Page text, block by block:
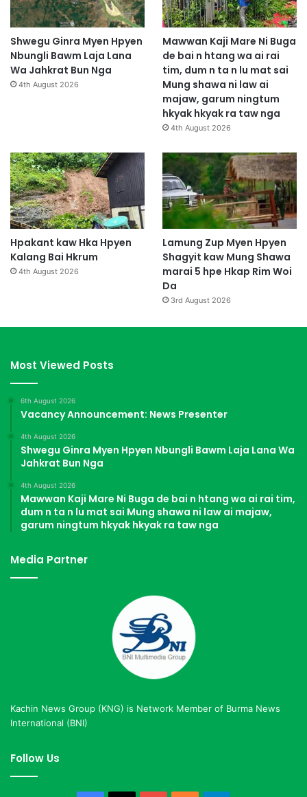
a
Shwegu Ginra Myen Hpyen
Nbungli Bawm Laja Lana
Wa Jahkrat Bun Nga
4th August 2026
Mawwan Kaji Mare Ni Buga
de bai n htang wa ai rai
tim, dum n ta n lu mat sai
Mung shawa ni law ai
majaw, garum ningtum
hkyak hkyak ra taw nga
4th August 2026
Hpakant kaw Hka Hpyen
Kalang Bai Hkrum
4th August 2026
Lamung Zup Myen Hpyen
Shagyit kaw Mung Shawa
marai 5 hpe Hkap Rim Woi
Da
3rd August 2026
Most Viewed Posts
6th August 2026
Vacancy Announcement: News Presenter
4th August 2026
Shwegu Ginra Myen Hpyen Nbungli Bawm Laja Lana Wa
Jahkrat Bun Nga
4th August 2026
Mawwan Kaji Mare Ni Buga de bai n htang wa ai rai tim,
dum n ta n lu mat sai Mung shawa ni law ai majaw,
garum ningtum hkyak hkyak ra taw nga
Media Partner
Kachin News Group (KNG) is Network Member of Burma News
International (BNI)
Follow Us